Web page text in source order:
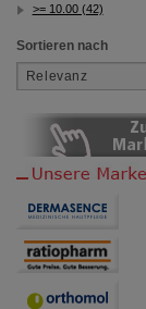
>= 10.00 (42)
Sortieren nach